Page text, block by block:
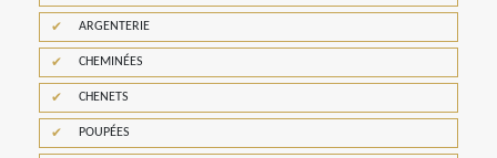
ARGENTERIE
CHEMINÉES
CHENETS
POUPÉES